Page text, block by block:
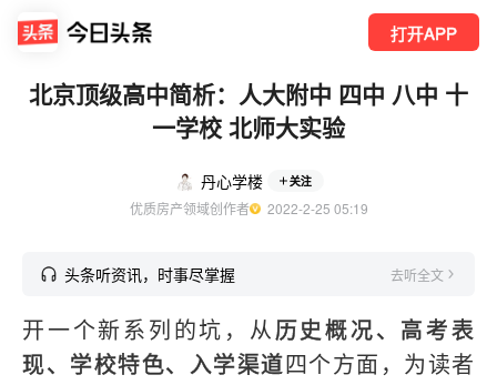
打开APP
北京顶级高中简析：人大附中 四中 八中 十
一学校 北师大实验
丹心学楼 关注
优质房产领域创作者
  2022-2-25 05:19
头条听资讯，时事尽掌握 去听全文
开一个新系列的坑，从历史概况、高考表
现、学校特色、入学渠道 四个方面，为读者